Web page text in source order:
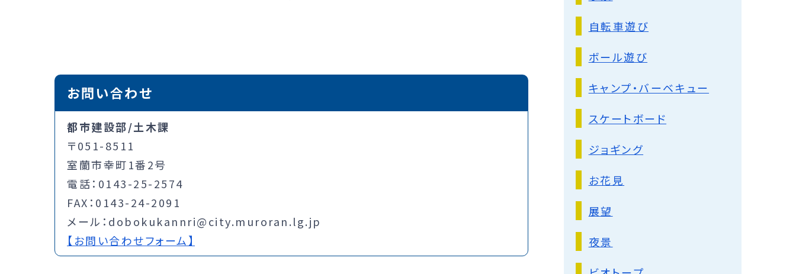
お問い合わせ
都市建設部/土木課
〒051-8511
室蘭市幸町1番2号
電話：0143-25-2574
FAX：0143-24-2091
メール：dobokukannri@city.muroran.lg.jp
【お問い合わせフォーム】
自転車遊び
ボール遊び
キャンプ・バーベキュー
スケートボード
ジョギング
お花見
展望
夜景